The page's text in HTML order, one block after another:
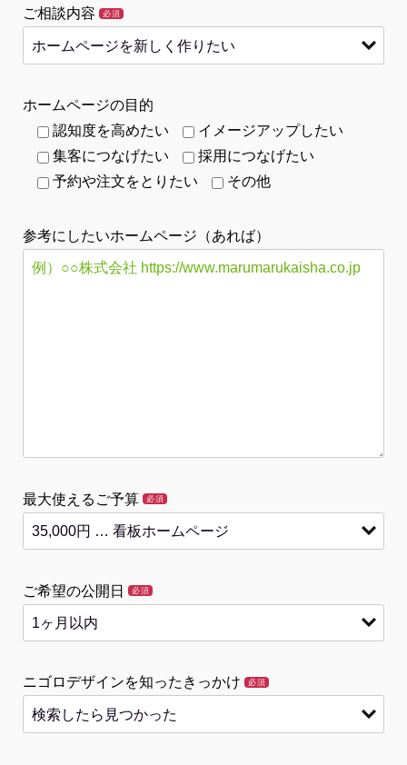
ご相談内容 必須
ホームページの目的
認知度を高めたい
イメージアップしたい
集客につなげたい
採用につなげたい
予約や注文をとりたい
その他
参考にしたいホームページ（あれば）
最大使えるご予算 必須
ご希望の公開日 必須
ニゴロデザインを知ったきっかけ 必須